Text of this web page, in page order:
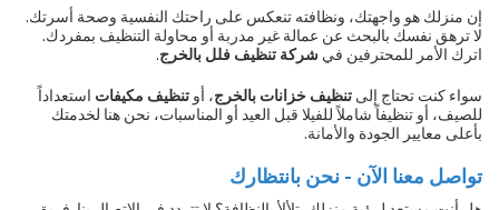
إن منزلك هو واجهتك، ونظافته تنعكس على راحتك النفسية وصحة أسرتك.
لا ترهق نفسك بالبحث عن عمالة غير مدربة أو محاولة التنظيف بمفردك.
اترك الأمر للمحترفين فيشركة تنظيف فلل بالخرج.
سواء كنت تحتاج إلىتنظيف خزانات بالخرج، أوتنظيف مكيفات استعداداً
للصيف، أو تنظيفاً شاملاً للفيلا قبل العيد أو المناسبات، نحن هنا لخدمتك
بأعلى معايير الجودة والأمانة.
تواصل معنا الآن - نحن بانتظارك